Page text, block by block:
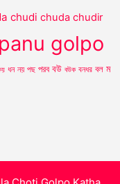
chudi chuda chudir
panu golpo
ধন নয় পছ পরব বউ বউক বনধর বল ম